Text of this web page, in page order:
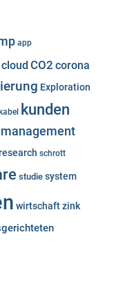
app
cloud CO2 corona
Exploration
kabel kunden
management
schrott
studie system
wirtschaftzink